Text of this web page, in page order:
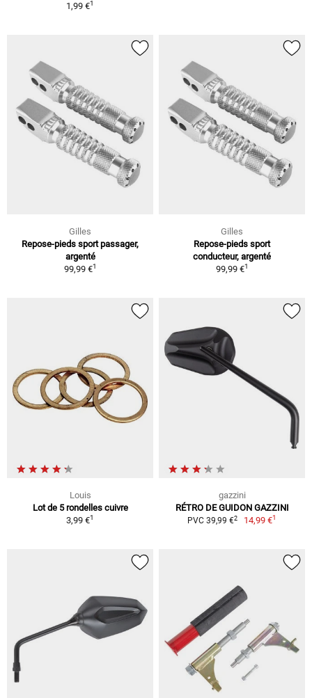
1,99 €1
Gilles
Repose-pieds sport passager,
argenté
99,99 €1
Gilles
Repose-pieds sport
conducteur, argenté
99,99 €1
Louis
Lot de 5 rondelles cuivre
3,99 €1
gazzini
RÉTRO DE GUIDON GAZZINI
PVC 39,99 €2 14,99 €1